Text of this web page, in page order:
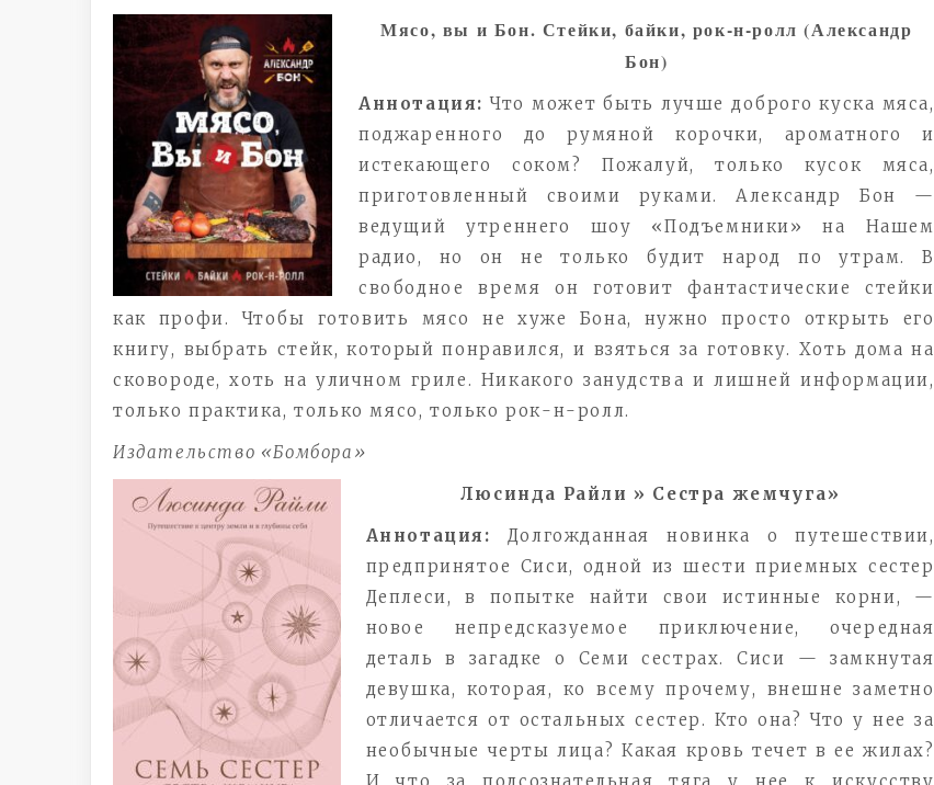
Мясо, вы и Бон. Стейки, байки, рок-н-ролл (Александр
Бон)
Аннотация: Что может быть лучше доброго куска мяса,
поджаренного до румяной корочки, ароматного и
истекающего соком? Пожалуй, только кусок мяса,
приготовленный своими руками. Александр Бон —
ведущий утреннего шоу «Подъемники» на Нашем
радио, но он не только будит народ по утрам. В
свободное время он готовит фантастические стейки
как профи. Чтобы готовить мясо не хуже Бона, нужно просто открыть его
книгу, выбрать стейк, который понравился, и взяться за готовку. Хоть дома на
сковороде, хоть на уличном гриле. Никакого занудства и лишней информации,
только практика, только мясо, только рок-н-ролл.
Издательство «Бомбора»
Люсинда Райли » Сестра жемчуга»
Аннотация: Долгожданная новинка о путешествии,
предпринятое Сиси, одной из шести приемных сестер
Деплеси, в попытке найти свои истинные корни, —
новое непредсказуемое приключение, очередная
деталь в загадке о Семи сестрах. Сиси — замкнутая
девушка, которая, ко всему прочему, внешне заметно
отличается от остальных сестер. Кто она? Что у нее за
необычные черты лица? Какая кровь течет в ее жилах?